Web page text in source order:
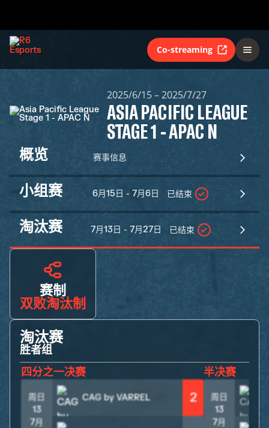
Co-streaming
2025/6/15 – 2025/7/27
ASIA PACIFIC LEAGUE
STAGE 1 - APAC N
概览 赛事信息
小组赛 6月15日 - 7月6日 已结束
淘汰赛 7月13日 - 7月27日 已结束
赛制
双败淘汰制
淘汰赛
胜者组
四分之一决赛
周日
13
7月
CAG by VARREL 2
半决赛
周日
13
7月